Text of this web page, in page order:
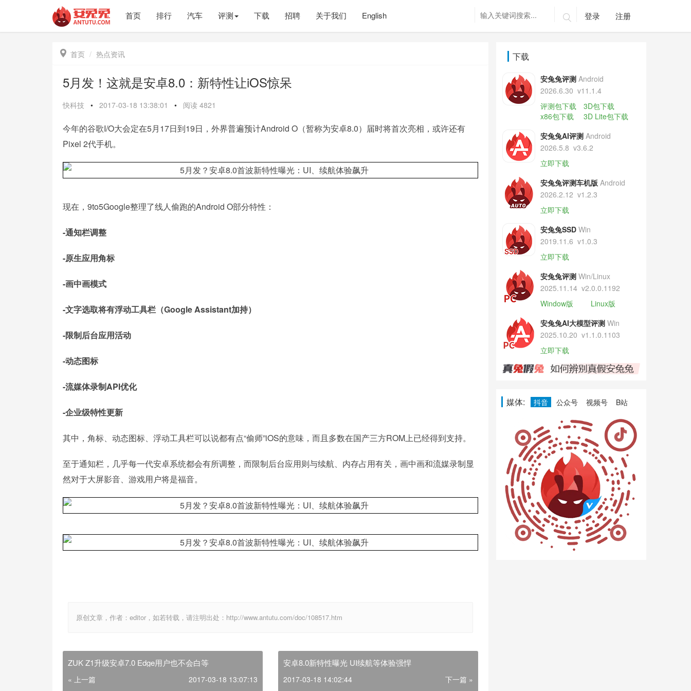
首页 排行 汽车 评测 下载 招聘 关于我们 English  登录 注册
 首页 热点资讯
5月发！这就是安卓8.0：新特性让iOS惊呆
快科技 • 2017-03-18 13:38:01 • 阅读 4821
今年的谷歌I/O大会定在5月17日到19日，外界普遍预计Android O（暂称为安卓8.0）届时将首次亮相，或许还有
Pixel 2代手机。
现在，9to5Google整理了线人偷跑的Android O部分特性：
-通知栏调整
-原生应用角标
-画中画模式
-文字选取将有浮动工具栏（Google Assistant加持）
-限制后台应用活动
-动态图标
-流媒体录制API优化
-企业级特性更新
其中，角标、动态图标、浮动工具栏可以说都有点“偷师”iOS的意味，而且多数在国产三方ROM上已经得到支持。
至于通知栏，几乎每一代安卓系统都会有所调整，而限制后台应用则与续航、内存占用有关，画中画和流媒录制显
然对于大屏影音、游戏用户将是福音。
原创文章，作者：editor，如若转载，请注明出处：http://www.antutu.com/doc/108517.htm
ZUK Z1升级安卓7.0 Edge用户也不会白等
« 上一篇 2017-03-18 13:07:13
安卓8.0新特性曝光 UI续航等体验强悍
2017-03-18 14:02:44 下一篇 »
下载
安兔兔评测 Android
2026.6.30 v11.1.4
评测包下载
3D包下载
x86包下载
3D Lite包下载
安兔兔AI评测 Android
2026.5.8 v3.6.2
立即下载
安兔兔评测车机版 Android
2026.2.12 v1.2.3
立即下载
安兔兔SSD Win
2019.11.6 v1.0.3
立即下载
安兔兔评测 Win/Linux
2025.11.14 v2.0.0.1192
Window版
Linux版
安兔兔AI大模型评测 Win
2025.10.20 v1.1.0.1103
立即下载
媒体: 抖音 公众号 视频号 B站